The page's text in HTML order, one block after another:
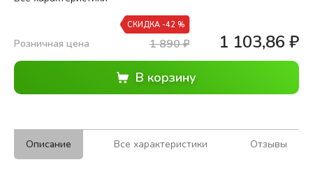
Розничная цена 1 890₽
СКИДКА -42 %
1 103,86 ₽
Описание Все характеристики Отзывы